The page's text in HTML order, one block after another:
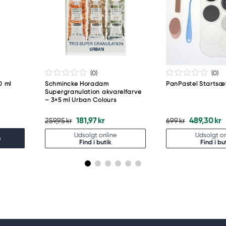
ml
(0)
Schmincke Horadam
Supergranulation akvarelfarve
– 3×5 ml Urban Colours
259,95 kr 181,97 kr
Udsolgt online
Find i butik
(0)
PanPastel
699 kr 489,30 kr
Udsolgt
Find i